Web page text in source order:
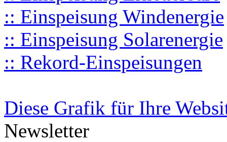
:: Einspeisung Windenergie
:: Einspeisung Solarenergie
:: Rekord-Einspeisungen
Diese Grafik für Ihre
Newsletter